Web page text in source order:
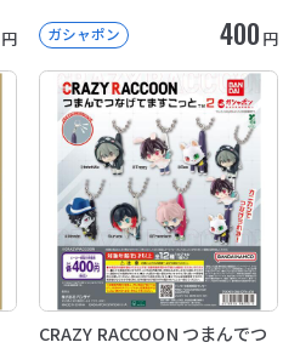
円 ガシャポン 400 円
CRAZY RACCOON つまんでつ